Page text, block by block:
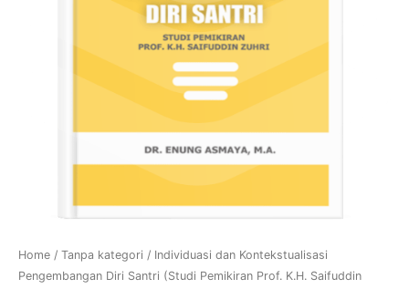
Home / Tanpa kategori / Individuasi dan Kontekstualisasi
Pengembangan Diri Santri (Studi Pemikiran Prof. K.H. Saifuddin